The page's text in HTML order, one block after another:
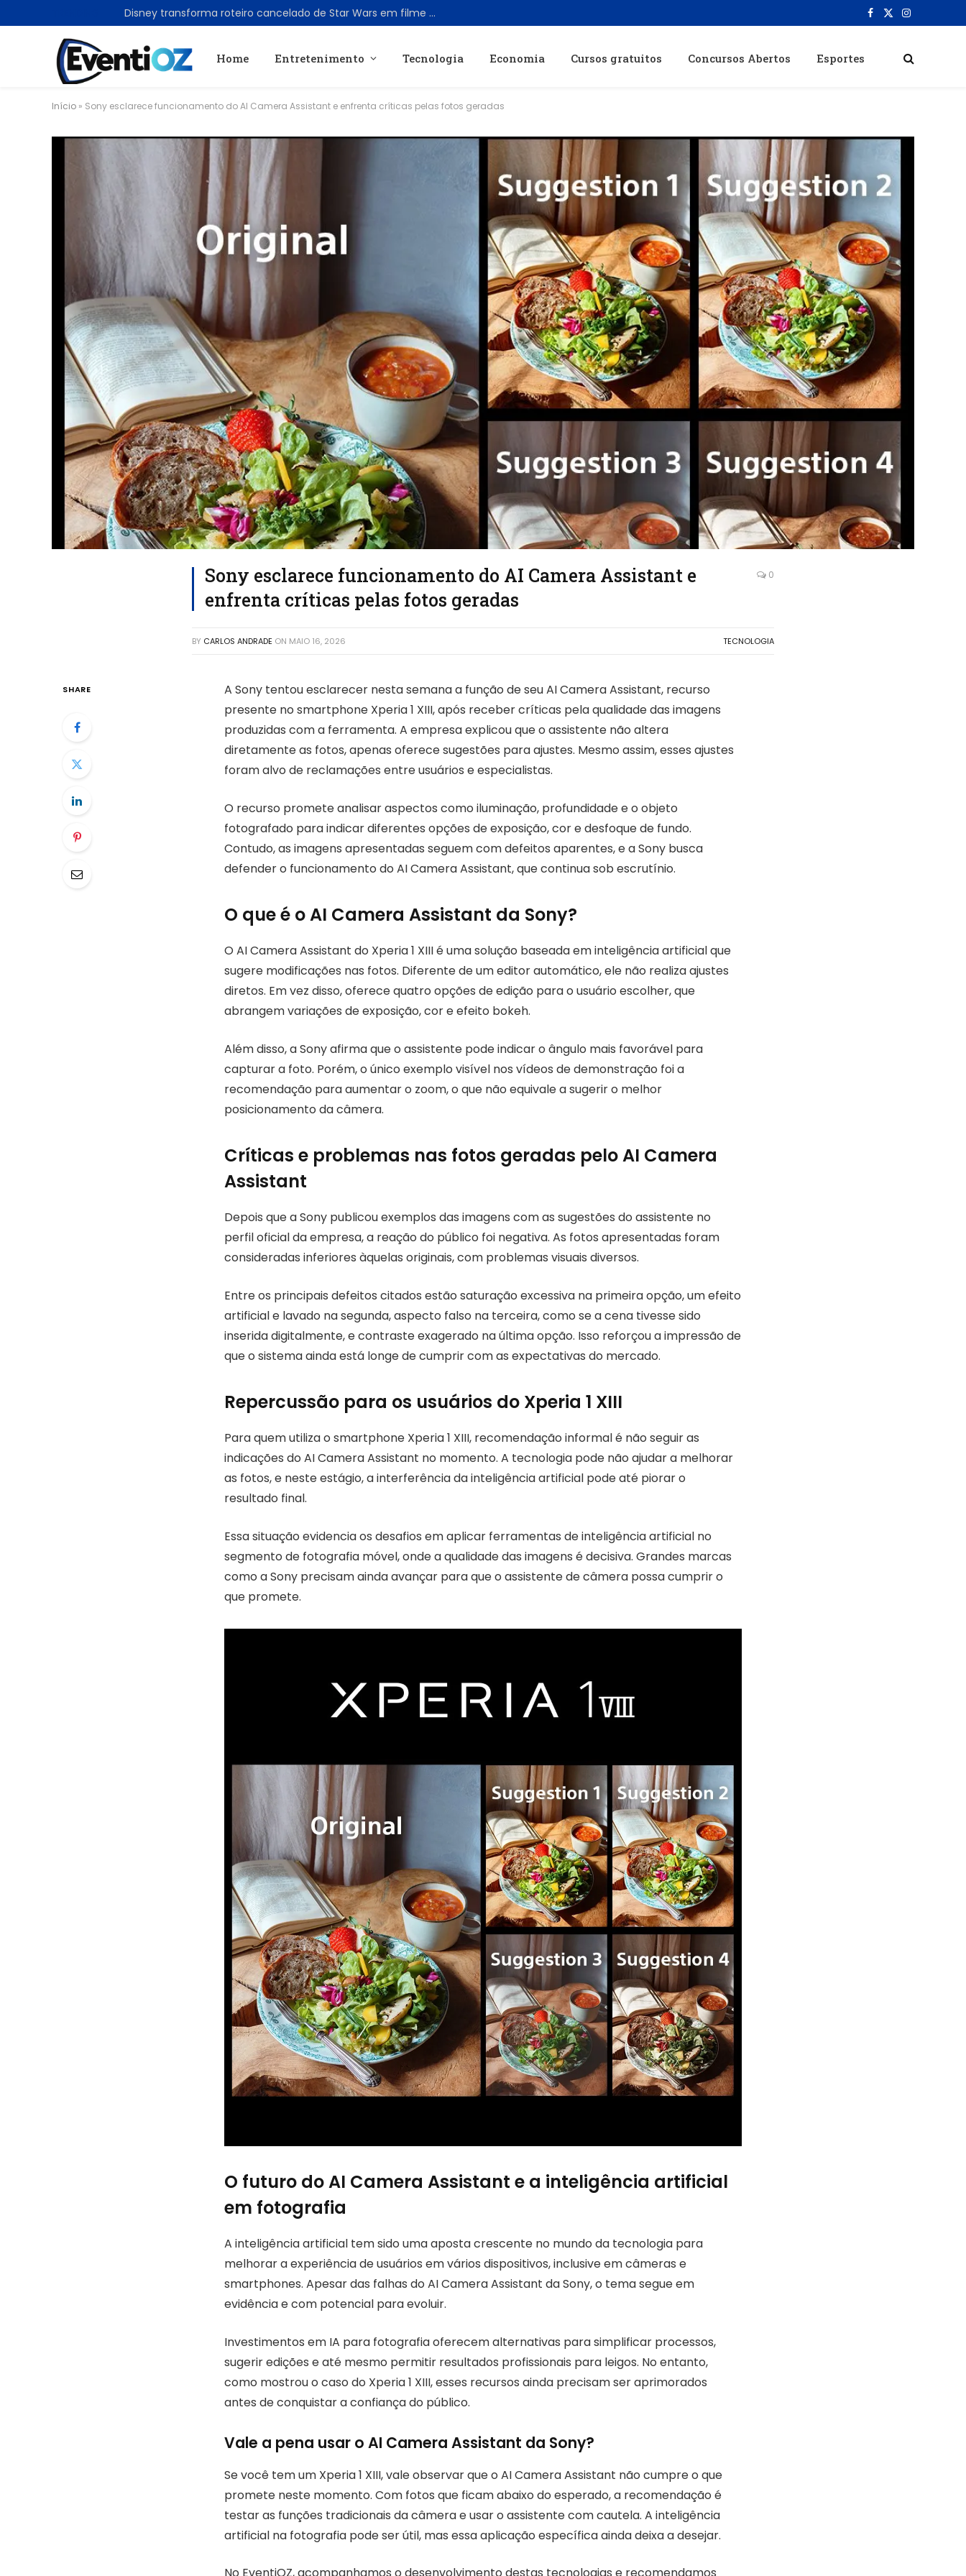
Disney transforma roteiro cancelado de Star Wars em filme original de ficção científica Facebook
X
Instagram
Home Entretenimento Tecnologia Economia Cursos gratuitos Concursos Abertos Esportes
Início » Sony esclarece funcionamento do AI Camera Assistant e enfrenta críticas pelas fotos geradas
Sony esclarece funcionamento do AI Camera Assistant e
enfrenta críticas pelas fotos geradas
0
BY CARLOS ANDRADE ON MAIO 16, 2026 TECNOLOGIA
SHARE
A Sony tentou esclarecer nesta semana a função de seu AI Camera Assistant, recurso
presente no smartphone Xperia 1 XIII, após receber críticas pela qualidade das imagens
produzidas com a ferramenta. A empresa explicou que o assistente não altera
diretamente as fotos, apenas oferece sugestões para ajustes. Mesmo assim, esses ajustes
foram alvo de reclamações entre usuários e especialistas.
O recurso promete analisar aspectos como iluminação, profundidade e o objeto
fotografado para indicar diferentes opções de exposição, cor e desfoque de fundo.
Contudo, as imagens apresentadas seguem com defeitos aparentes, e a Sony busca
defender o funcionamento do AI Camera Assistant, que continua sob escrutínio.
O que é o AI Camera Assistant da Sony?
O AI Camera Assistant do Xperia 1 XIII é uma solução baseada em inteligência artificial que
sugere modificações nas fotos. Diferente de um editor automático, ele não realiza ajustes
diretos. Em vez disso, oferece quatro opções de edição para o usuário escolher, que
abrangem variações de exposição, cor e efeito bokeh.
Além disso, a Sony afirma que o assistente pode indicar o ângulo mais favorável para
capturar a foto. Porém, o único exemplo visível nos vídeos de demonstração foi a
recomendação para aumentar o zoom, o que não equivale a sugerir o melhor
posicionamento da câmera.
Críticas e problemas nas fotos geradas pelo AI Camera
Assistant
Depois que a Sony publicou exemplos das imagens com as sugestões do assistente no
perfil oficial da empresa, a reação do público foi negativa. As fotos apresentadas foram
consideradas inferiores àquelas originais, com problemas visuais diversos.
Entre os principais defeitos citados estão saturação excessiva na primeira opção, um efeito
artificial e lavado na segunda, aspecto falso na terceira, como se a cena tivesse sido
inserida digitalmente, e contraste exagerado na última opção. Isso reforçou a impressão de
que o sistema ainda está longe de cumprir com as expectativas do mercado.
Repercussão para os usuários do Xperia 1 XIII
Para quem utiliza o smartphone Xperia 1 XIII, recomendação informal é não seguir as
indicações do AI Camera Assistant no momento. A tecnologia pode não ajudar a melhorar
as fotos, e neste estágio, a interferência da inteligência artificial pode até piorar o
resultado final.
Essa situação evidencia os desafios em aplicar ferramentas de inteligência artificial no
segmento de fotografia móvel, onde a qualidade das imagens é decisiva. Grandes marcas
como a Sony precisam ainda avançar para que o assistente de câmera possa cumprir o
que promete.
O futuro do AI Camera Assistant e a inteligência artificial
em fotografia
A inteligência artificial tem sido uma aposta crescente no mundo da tecnologia para
melhorar a experiência de usuários em vários dispositivos, inclusive em câmeras e
smartphones. Apesar das falhas do AI Camera Assistant da Sony, o tema segue em
evidência e com potencial para evoluir.
Investimentos em IA para fotografia oferecem alternativas para simplificar processos,
sugerir edições e até mesmo permitir resultados profissionais para leigos. No entanto,
como mostrou o caso do Xperia 1 XIII, esses recursos ainda precisam ser aprimorados
antes de conquistar a confiança do público.
Vale a pena usar o AI Camera Assistant da Sony?
Se você tem um Xperia 1 XIII, vale observar que o AI Camera Assistant não cumpre o que
promete neste momento. Com fotos que ficam abaixo do esperado, a recomendação é
testar as funções tradicionais da câmera e usar o assistente com cautela. A inteligência
artificial na fotografia pode ser útil, mas essa aplicação específica ainda deixa a desejar.